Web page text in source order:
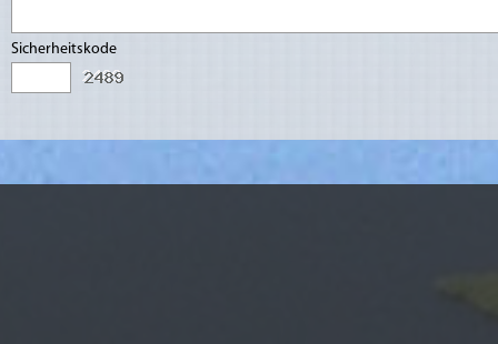
Sicherheitskode